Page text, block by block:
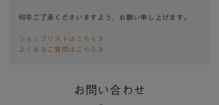
何卒ご了承くださいますよう、お願い申し上げます。
ショップリストはこちら≫
よくあるご質問はこちら≫
お問い合わせ